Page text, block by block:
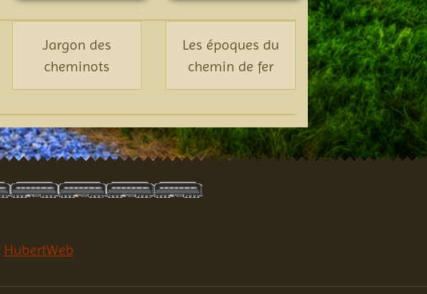
Jargon des
cheminots
Les époques du
chemin de fer
HubertWeb